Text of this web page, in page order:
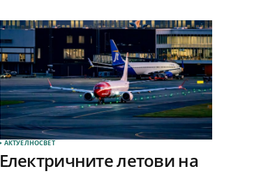
АКТУЕЛНОСВЕТ
Електричните летови на